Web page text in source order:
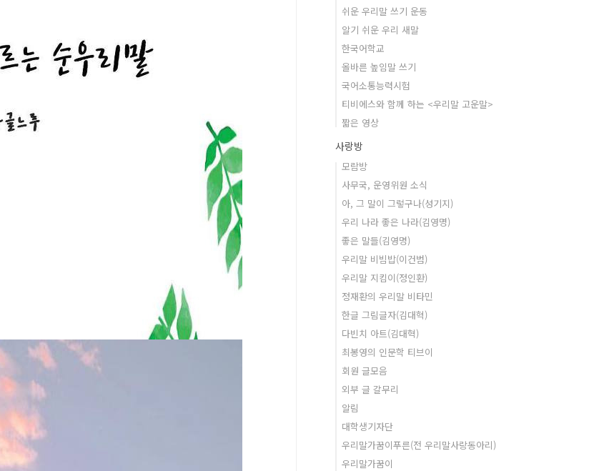
쉬운 우리말 쓰기 운동
알기 쉬운 우리 새말
한국어학교
올바른 높임말 쓰기
국어소통능력시험
티비에스와 함께 하는 <우리말 고운말>
짧은 영상
사랑방
모람방
사무국, 운영위원 소식
아, 그 말이 그렇구나(성기지)
우리 나라 좋은 나라(김영명)
좋은 말들(김영명)
우리말 비빔밥(이건범)
우리말 지킴이(정인환)
정재환의 우리말 비타민
한글 그림글자(김대혁)
다빈치 아트(김대혁)
최봉영의 인문학 티브이
회원 글모음
외부 글 갈무리
알림
대학생기자단
우리말가꿈이푸른(전 우리말사랑동아리)
우리말가꿈이